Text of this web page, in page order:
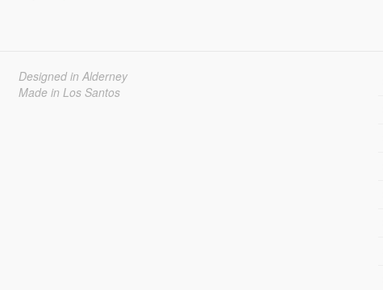
Designed in Alderney
Made in Los Santos